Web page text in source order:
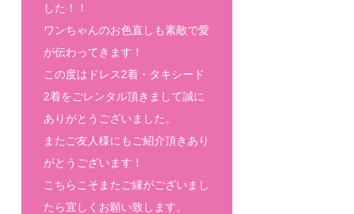
した！！
ワンちゃんのお色直しも素敵で愛
が伝わってきます！
この度はドレス2着・タキシード
2着をごレンタル頂きまして誠に
ありがとうございました。
またご友人様にもご紹介頂きあり
がとうございます！
こちらこそまたご縁がございまし
たら宜しくお願い致します。